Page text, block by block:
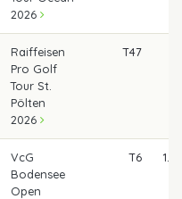
2026
Raiffeisen
Pro Golf
Tour St.
Pölten
2026
T47
VcG
Bodensee
Open
T6